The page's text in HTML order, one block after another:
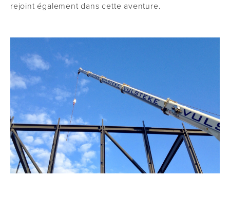
rejoint également dans cette aventure.